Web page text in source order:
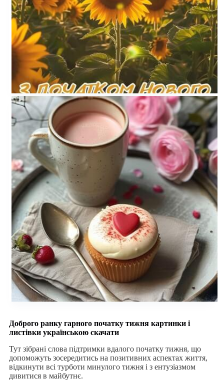
Доброго ранку гарного початку тижня картинки і
листівки українською скачати
Тут зібрані слова підтримки вдалого початку тижня, що
допоможуть зосередитись на позитивних аспектах життя,
відкинути всі турботи минулого тижня і з ентузіазмом
дивитися в майбутнє.